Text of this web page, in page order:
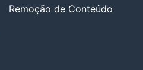
Remoção de Conteúdo